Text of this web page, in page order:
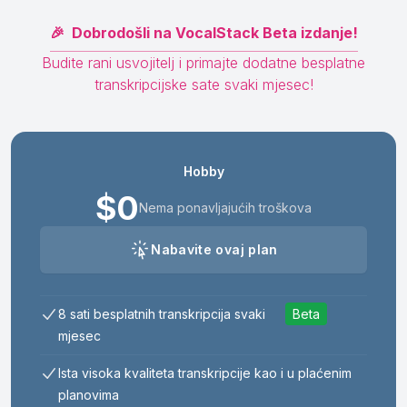
🎉 Dobrodošli na VocalStack Beta izdanje!
Budite rani usvojitelj i primajte dodatne besplatne
transkripcijske sate svaki mjesec!
Hobby
$0Nema ponavljajućih troškova
Nabavite ovaj plan
8 sati besplatnih transkripcija svaki
mjesec
Ista visoka kvaliteta transkripcije kao i u plaćenim
planovima